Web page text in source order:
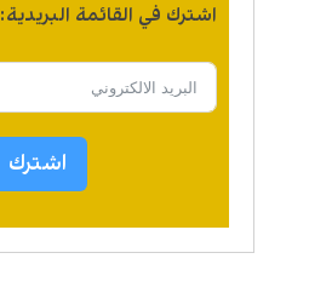
اشترك في القائمة البريدية:
اشترك